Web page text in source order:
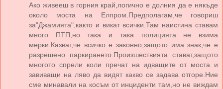
Ако живееш в горния край,логично е долния да е някъде
около моста на Елпром.Предполагам,че говориш
за"Джамията",както и викат всички.Там наистина ставам
много ПТП,но така и така полицията не взима
мерки.Казват,че всичко е законно,защото има знак,че е
разрешено паркирането.Произшествията стават,защото
многото спрели коли пречат на идващите от моста и
завиващи на ляво да видят какво се задава отгоре.Ние
сме минавали на косъм от инциденти там,но не виждам